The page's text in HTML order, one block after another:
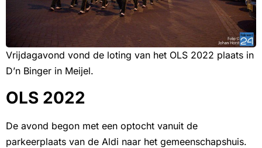
Vrijdagavond vond de loting van het OLS 2022 plaats in
D’n Binger in Meijel.
OLS 2022
De avond begon met een optocht vanuit de
parkeerplaats van de Aldi naar het gemeenschapshuis.